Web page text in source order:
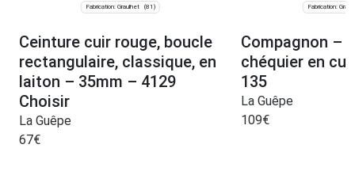
Fabrication: Graulhet (81)
Ceinture cuir rouge, boucle
rectangulaire, classique, en
laiton – 35mm – 4129
Choisir
La Guêpe
67€
Fabrication:
Compagnon –
chéquier en
135
La Guêpe
109€